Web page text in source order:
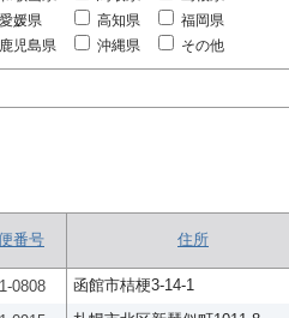
愛媛県 高知県
福岡県
鹿児島県 沖縄県 その他
番号 住所
0808 函館市桔梗3-14-1